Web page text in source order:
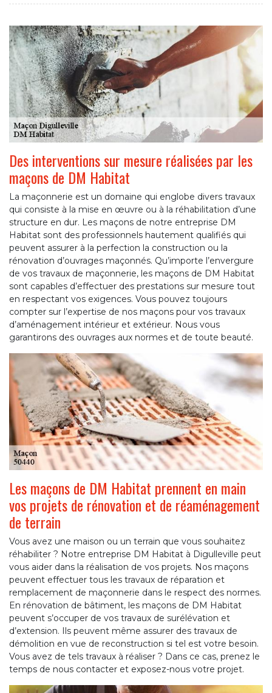
Des interventions sur mesure réalisées par les
maçons de DM Habitat
La maçonnerie est un domaine qui englobe divers travaux
qui consiste à la mise en œuvre ou à la réhabilitation d’une
structure en dur. Les maçons de notre entreprise DM
Habitat sont des professionnels hautement qualifiés qui
peuvent assurer à la perfection la construction ou la
rénovation d’ouvrages maçonnés. Qu’importe l’envergure
de vos travaux de maçonnerie, les maçons de DM Habitat
sont capables d’effectuer des prestations sur mesure tout
en respectant vos exigences. Vous pouvez toujours
compter sur l’expertise de nos maçons pour vos travaux
d’aménagement intérieur et extérieur. Nous vous
garantirons des ouvrages aux normes et de toute beauté.
Les maçons de DM Habitat prennent en main
vos projets de rénovation et de réaménagement
de terrain
Vous avez une maison ou un terrain que vous souhaitez
réhabiliter ? Notre entreprise DM Habitat à Digulleville peut
vous aider dans la réalisation de vos projets. Nos maçons
peuvent effectuer tous les travaux de réparation et
remplacement de maçonnerie dans le respect des normes.
En rénovation de bâtiment, les maçons de DM Habitat
peuvent s’occuper de vos travaux de surélévation et
d’extension. Ils peuvent même assurer des travaux de
démolition en vue de reconstruction si tel est votre besoin.
Vous avez de tels travaux à réaliser ? Dans ce cas, prenez le
temps de nous contacter et exposez-nous votre projet.